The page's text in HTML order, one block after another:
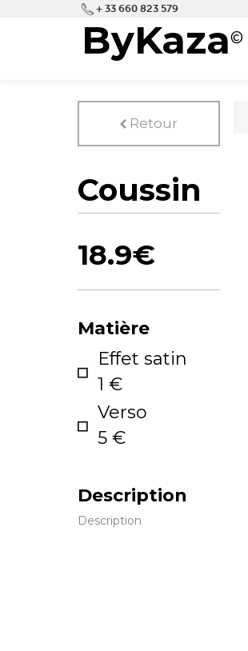
+ 33 660 823 579
ByKaza©
left Retour
Coussin
18.9€
Matière
Effet satin
1 €
Verso
5 €
Description
Description